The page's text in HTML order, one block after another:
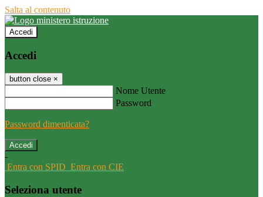
Salta al contenuto
Accedi
Accedi
button close ×
Nome Utente
Password
Password dimenticata?
-
Entra con SPID Entra con CIE
Seleziona utente